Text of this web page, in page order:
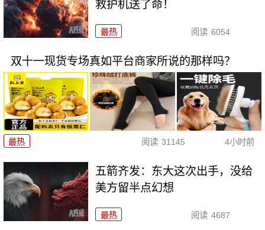
救护机送了命！
最热 阅读 6054
双十一现货专场真如平台商家所说的那样吗？
最热 阅读 31145 4小时前
五箭齐发：东大这次出手，没给
美方留半点幻想
最热 阅读 4687